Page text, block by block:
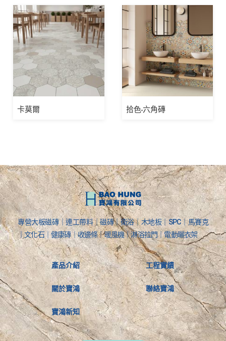
卡莫爾 拾色-六角磚
專營大板磁磚｜連工帶料｜磁磚｜衛浴｜木地板｜SPC｜馬賽克
｜文化石｜健康磚｜收邊條｜暖風機｜淋浴拉門｜電動曬衣架
產品介紹
關於寶鴻
寶鴻新知
工程實績
聯絡寶鴻